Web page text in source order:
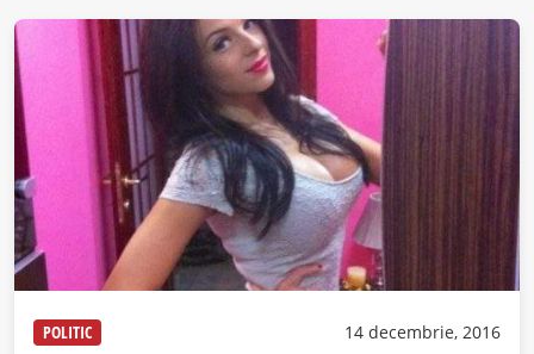
POLITIC 14 decembrie, 2016